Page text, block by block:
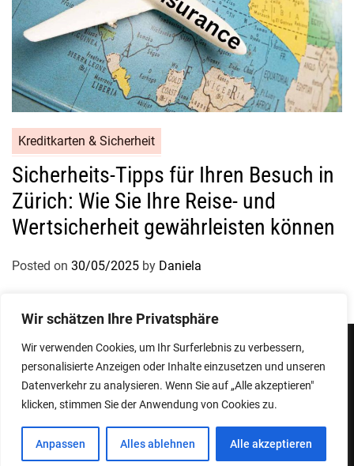
Wir schätzen Ihre Privatsphäre
Wir verwenden Cookies, um Ihr Surferlebnis zu verbessern,
personalisierte Anzeigen oder Inhalte einzusetzen und unseren
Datenverkehr zu analysieren. Wenn Sie auf „Alle akzeptieren"
klicken, stimmen Sie der Anwendung von Cookies zu.
Anpassen Alles ablehnen Alle akzeptieren
Kreditkarten & Sicherheit
Sicherheits-Tipps für Ihren Besuch in
Zürich: Wie Sie Ihre Reise- und
Wertsicherheit gewährleisten können
Posted on 30/05/2025 by Daniela
Designed & Developed by ThemeinWP Team
ImpressumDatenschutzerklärung